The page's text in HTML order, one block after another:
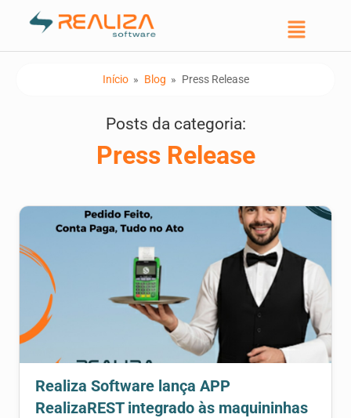
Início » Blog » Press Release
Posts da categoria:
Press Release
Realiza Software lança APP
RealizaREST integrado às maquininhas